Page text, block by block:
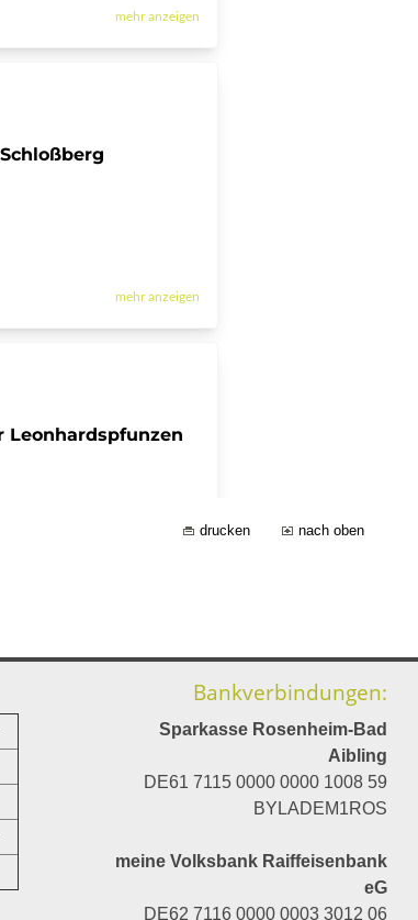
drucken nach oben
Bankverbindungen:
Sparkasse Rosenheim-Bad
Aibling
DE61 7115 0000 0000 1008 59
BYLADEM1ROS
meine Volksbank Raiffeisenbank
eG
DE62 7116 0000 0003 3012 06